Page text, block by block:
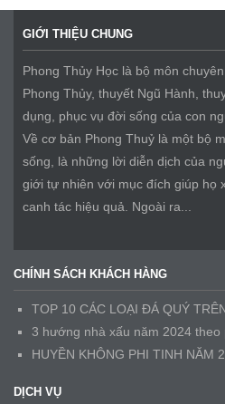
GIỚI THIỆU CHUNG
Phong Thủy Học là bộ môn
Phong Thủy, thuyết Ngũ Hành,
dụng, phục vụ đời sống của con
Về cơ bản Phong Thuỷ là một bộ
sống, là những lời diễn dịch của
giới tự nhiên với mục đích giúp họ
canh tác hiệu quả. Ngoài ra...
CHÍNH SÁCH KHÁCH HÀNG
TOP 10 CÁC LOẠI ĐÁ QUÝ
3 hướng nhà xấu năm 2024 theo
HUYỀN KHÔNG PHI TINH NĂM
DỊCH VỤ